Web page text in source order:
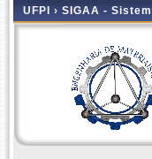
UFPI › SIGAA -